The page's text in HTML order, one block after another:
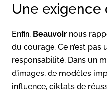
Une
Enfin, Beauvoir nous
du courage. Ce n’est pas
responsabilité. Dans un
d’images, de modèles
influence, diktats de